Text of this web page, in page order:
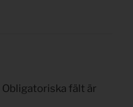
Obligatoriska fält är